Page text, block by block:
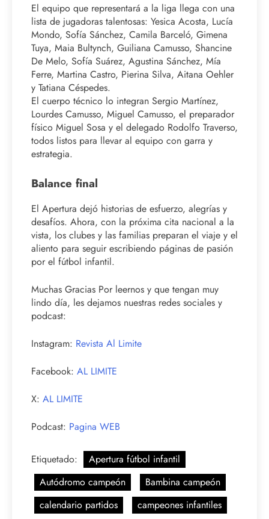
El equipo que representará a la liga llega con una
lista de jugadoras talentosas: Yesica Acosta, Lucía
Mondo, Sofía Sánchez, Camila Barceló, Gimena
Tuya, Maia Bultynch, Guiliana Camusso, Shancine
De Melo, Sofía Suárez, Agustina Sánchez, Mía
Ferre, Martina Castro, Pierina Silva, Aitana Oehler
y Tatiana Céspedes.
El cuerpo técnico lo integran Sergio Martínez,
Lourdes Camusso, Miguel Camusso, el preparador
físico Miguel Sosa y el delegado Rodolfo Traverso,
todos listos para llevar al equipo con garra y
estrategia.
Balance final
El Apertura dejó historias de esfuerzo, alegrías y
desafíos. Ahora, con la próxima cita nacional a la
vista, los clubes y las familias preparan el viaje y el
aliento para seguir escribiendo páginas de pasión
por el fútbol infantil.
Muchas Gracias Por leernos y que tengan muy
lindo día, les dejamos nuestras redes sociales y
podcast:
Instagram: Revista Al Limite
Facebook: AL LIMITE
X: AL LIMITE
Podcast: Pagina WEB
Etiquetado:
Apertura fútbol infantil
Autódromo campeón
Bambina campeón
calendario partidos
campeones infantiles